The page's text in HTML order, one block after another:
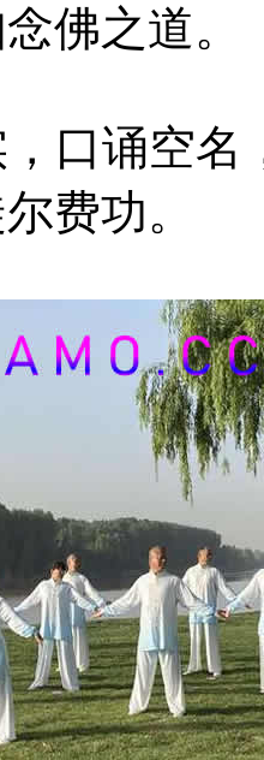
佛之道。
口诵空
费功。